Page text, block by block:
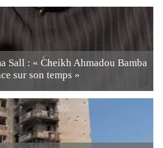
Sall : « Cheikh Ahmadou Bamba
sur son temps »